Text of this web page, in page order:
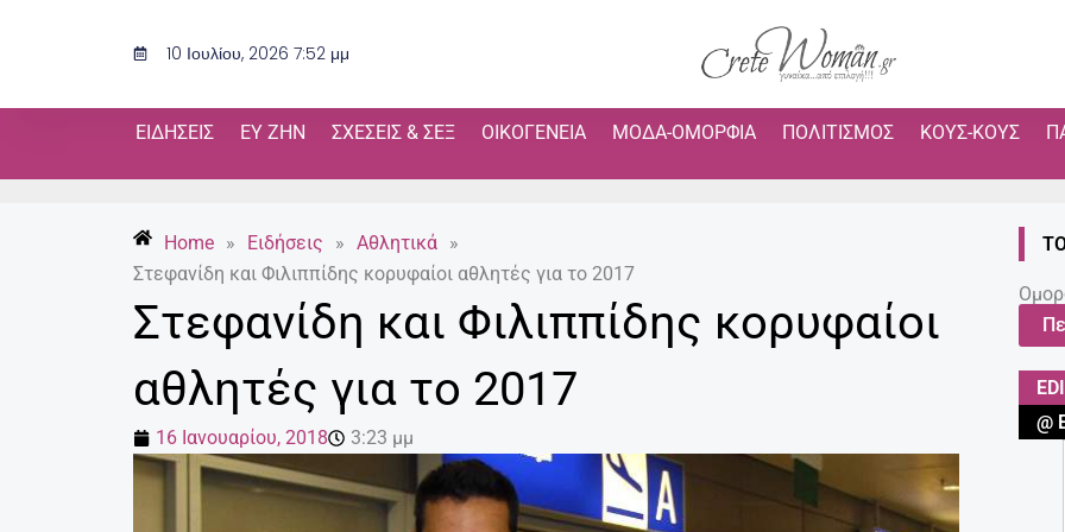
10 Ιουλίου, 2026 7:52 μμ
ΕΙΔΉΣΕΙΣ ΕΥ ΖΗΝ ΣΧΈΣΕΙΣ & ΣΕΞ ΟΙΚΟΓΈΝΕΙΑ ΜΌΔΑ-ΟΜΟΡΦΙΆ ΠΟΛΙΤΙΣΜΌΣ ΚΟΥΣ-ΚΟΥΣ
Home » Ειδήσεις » Αθλητικά »
Στεφανίδη και Φιλιππίδης κορυφαίοι αθλητές για το 2017
Στεφανίδη και Φιλιππίδης κορυφαίοι
αθλητές για το 2017
16 Ιανουαρίου, 2018 3:23 μμ
@